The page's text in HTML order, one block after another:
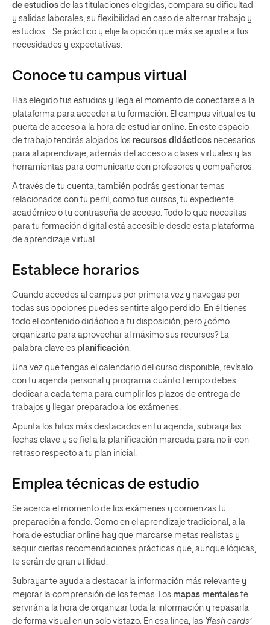
de estudios de las titulaciones elegidas, compara su dificultad
y salidas laborales, su flexibilidad en caso de alternar trabajo y
estudios… Se práctico y elije la opción que más se ajuste a tus
necesidades y expectativas.
Conoce tu campus virtual
Has elegido tus estudios y llega el momento de conectarse a la
plataforma para acceder a tu formación. El campus virtual es tu
puerta de acceso a la hora de estudiar online. En este espacio
de trabajo tendrás alojados los recursos didácticos necesarios
para al aprendizaje, además del acceso a clases virtuales y las
herramientas para comunicarte con profesores y compañeros.
A través de tu cuenta, también podrás gestionar temas
relacionados con tu perfil, como tus cursos, tu expediente
académico o tu contraseña de acceso. Todo lo que necesitas
para tu formación digital está accesible desde esta plataforma
de aprendizaje virtual.
Establece horarios
Cuando accedes al campus por primera vez y navegas por
todas sus opciones puedes sentirte algo perdido. En él tienes
todo el contenido didáctico a tu disposición, pero ¿cómo
organizarte para aprovechar al máximo sus recursos? La
palabra clave es planificación.
Una vez que tengas el calendario del curso disponible, revísalo
con tu agenda personal y programa cuánto tiempo debes
dedicar a cada tema para cumplir los plazos de entrega de
trabajos y llegar preparado a los exámenes.
Apunta los hitos más destacados en tu agenda, subraya las
fechas clave y se fiel a la planificación marcada para no ir con
retraso respecto a tu plan inicial.
Emplea técnicas de estudio
Se acerca el momento de los exámenes y comienzas tu
preparación a fondo. Como en el aprendizaje tradicional, a la
hora de estudiar online hay que marcarse metas realistas y
seguir ciertas recomendaciones prácticas que, aunque lógicas,
te serán de gran utilidad.
Subrayar te ayuda a destacar la información más relevante y
mejorar la comprensión de los temas. Los mapas mentales te
servirán a la hora de organizar toda la información y repasarla
de forma visual en un solo vistazo. En esa línea, las ‘flash cards’